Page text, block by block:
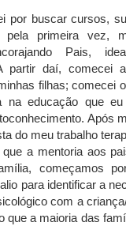
por buscar cursos,
pela primeira vez,
Pais,
daí, comecei
filhas; comecei
na educação que
Após
do meu trabalho
a mentoria aos
começamos
para identificar a
com a
que a maioria das